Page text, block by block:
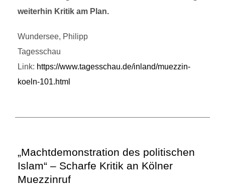
weiterhin Kritik am Plan.
Wundersee, Philipp
Tagesschau
Link: https://www.tagesschau.de/inland/muezzin-
koeln-101.html
„Machtdemonstration des politischen
Islam“ – Scharfe Kritik an Kölner
Muezzinruf